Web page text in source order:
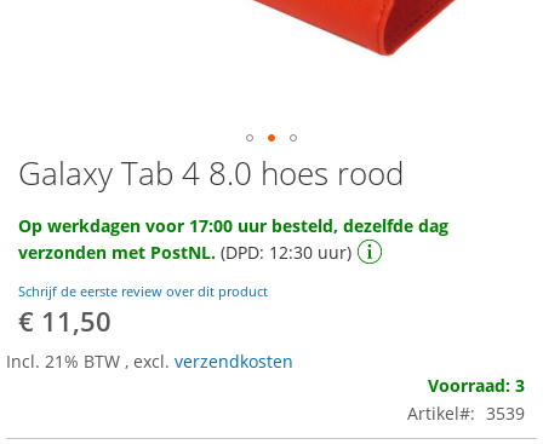
Ga
naar
het
begin
van
de
afbeeldingen-
gallerij
Galaxy Tab 4 8.0 hoes rood
Op werkdagen voor 17:00 uur besteld, dezelfde dag
verzonden met PostNL. (DPD: 12:30 uur)
Schrijf de eerste review over dit product
€ 11,50
Incl. 21% BTW , excl. verzendkosten
Voorraad: 3
Artikel
3539